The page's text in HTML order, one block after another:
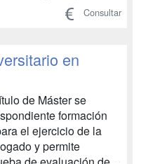
el Instituto Aragonés
especializados en
Consultar
en
de Máster se
formación
el ejercicio de la
y permite